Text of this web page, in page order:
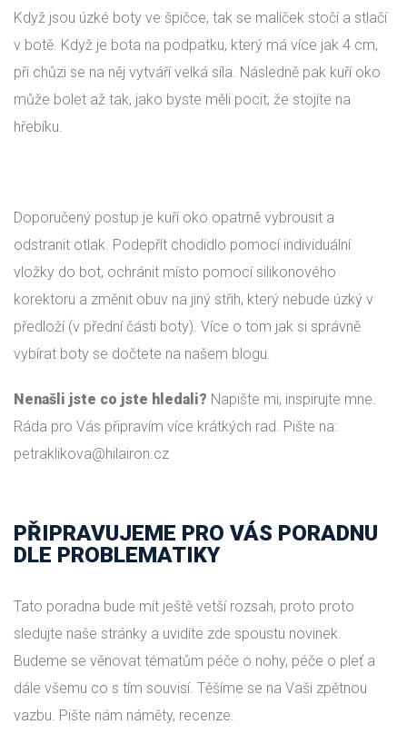
Když jsou úzké boty ve špičce, tak se malíček stočí a stlačí
v botě. Když je bota na podpatku, který má více jak 4 cm,
při chůzi se na něj vytváří velká síla. Následně pak kuří oko
může bolet až tak, jako byste měli pocit, že stojíte na
hřebíku.
Doporučený postup je kuří oko opatrně vybrousit a
odstranit otlak. Podepřít chodidlo pomocí individuální
vložky do bot, ochránit místo pomocí silikonového
korektoru a změnit obuv na jiný střih, který nebude úzký v
předloží (v přední části boty). Více o tom jak si správně
vybírat boty se dočtete na našem blogu.
Nenašli jste co jste hledali? Napište mi, inspirujte mne.
Ráda pro Vás připravím více krátkých rad. Pište na:
petraklikova@hilairon.cz
PŘIPRAVUJEME PRO VÁS PORADNU
DLE PROBLEMATIKY
Tato poradna bude mít ještě vetší rozsah, proto proto
ledujte naše stránky a uvidíte zde spoustu novinek.
Budeme se věnovat tématům péče o nohy, péče o pleť a
dále všemu co s tím souvisí. Těšíme se na Vaši zpětnou
vazbu. Pište nám náměty, recenze.